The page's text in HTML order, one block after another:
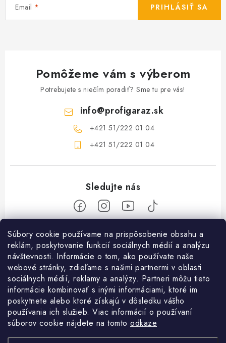
Súbory cookie používame na prispôsobenie obsahu a
reklám, poskytovanie funkcií sociálnych médií a analýzu
návštevnosti. Informácie o tom, ako používate naše
webové stránky, zdieľame s našimi partnermi v oblasti
sociálnych médií, reklamy a analýzy. Partneri môžu tieto
informácie kombinovať s inými informáciami, ktoré im
poskytnete alebo ktoré získajú v dôsledku vášho
používania ich služieb. Viac informácií o používaní
súborov cookie nájdete na tomto odkaze
Email PRIHLÁSIŤ SA
Pomôžeme vám s výberom
Potrebujete s niečím poradiť? Sme tu pre vás!
info@profigaraz.sk
+421 51/222 01 04
+421 51/222 01 04
Nakupovanie
Ako nakupovať
Obchodné podmienky
Doprava a platba
Ochrana osobných údajov
Objednávky
Použitie Darčekovej poukážky
REKLAMÁCIA / VRÁTENIE TOVARU
O nás
SHOWROOM Prešov
Služby